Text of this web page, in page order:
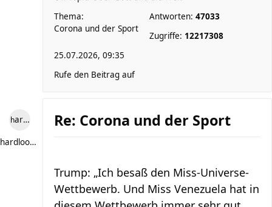
Thema:
Corona und der Sport
Antworten: 47033
Zugriffe: 12217308
25.07.2026, 09:35
Rufe den Beitrag auf
hardlooper
hardlooper
Re: Corona und der Sport
Trump: „Ich besaß den Miss-Universe-
Wettbewerb. Und Miss Venezuela hat in